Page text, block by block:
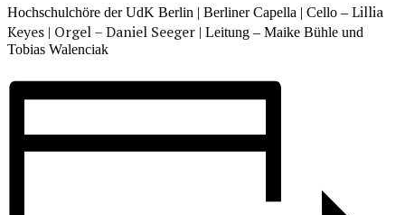
Hochschulchöre der UdK Berlin | Berliner Capella | Cello – Lillia
Keyes | Orgel–Daniel Seeger | Leitung – Maike Bühle und
Tobias Walenciak